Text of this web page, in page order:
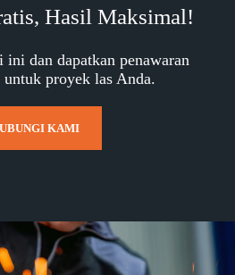
Hasil Maksimal!
dan dapatkan penawaran
untuk proyek las Anda.
KAMI